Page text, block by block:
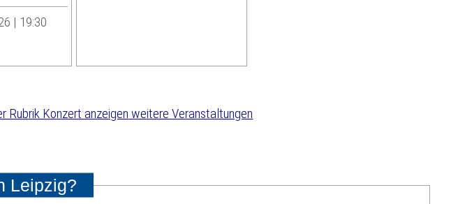
| 19:30
weitere Veranstaltungen
Leipzig?